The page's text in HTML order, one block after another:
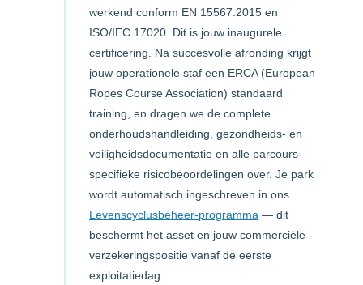
werkend conform EN 15567:2015 en
ISO/IEC 17020. Dit is jouw inaugurele
certificering. Na succesvolle afronding krijgt
jouw operationele staf een ERCA (European
Ropes Course Association) standaard
training, en dragen we de complete
onderhoudshandleiding, gezondheids- en
veiligheidsdocumentatie en alle parcours-
specifieke risicobeoordelingen over. Je park
wordt automatisch ingeschreven in ons
Levenscyclusbeheer-programma — dit
beschermt het asset en jouw commerciële
verzekeringspositie vanaf de eerste
exploitatiedag.